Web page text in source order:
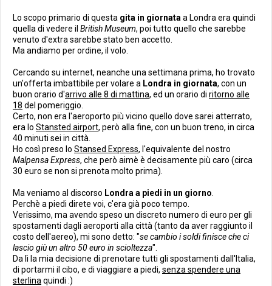
Lo scopo primario di questa gita in giornata a Londra era quindi
quella di vedere il British Museum, poi tutto quello che sarebbe
venuto d'extra sarebbe stato ben accetto.
Ma andiamo per ordine, il volo.
Cercando su internet, neanche una settimana prima, ho trovato
un'offerta imbattibile per volare a Londra in giornata, con un
buon orario d'arrivo alle 8 di mattina, ed un orario di ritorno alle
18 del pomeriggio.
Certo, non era l'aeroporto più vicino quello dove sarei atterrato,
era lo Stansted airport, però alla fine, con un buon treno, in circa
40 minuti sei in città.
Ho così preso lo Stansed Express, l'equivalente del nostro
Malpensa Express, che però aimè è decisamente più caro (circa
30 euro se non si prenota molto prima).
Ma veniamo al discorso Londra a piedi in un giorno
Perchè a piedi direte voi, c'era già poco tempo.
Verissimo, ma avendo speso un discreto numero di euro per gli
spostamenti dagli aeroporti alla città (tanto da aver raggiunto il
costo dell'aereo), mi sono detto: "se cambio i soldi finisce che ci
lascio giù un altro 50 euro in scioltezza".
Da lì la mia decisione di prenotare tutti gli spostamenti dall'Italia,
di portarmi il cibo, e di viaggiare a piedi, senza spendere una
sterlina quindi :)